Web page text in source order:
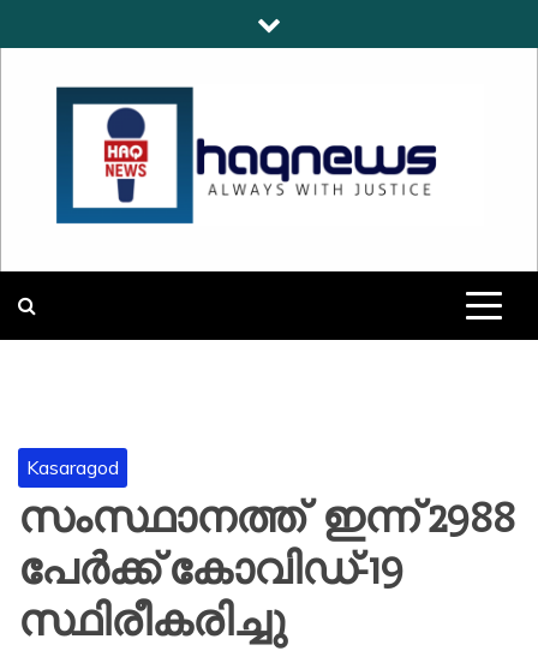
to
HAQNEWS
Kasaragod
സംസ്ഥാനത്ത് ഇന്ന് 2988
പേര്‍ക്ക് കോവിഡ്-19
സ്ഥിരീകരിച്ചു